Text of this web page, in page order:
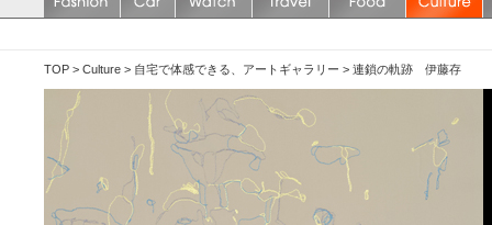
TOP > Culture > 自宅で体感できる、アートギャラリー > 連鎖の軌跡 伊藤存